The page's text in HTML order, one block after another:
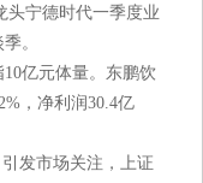
头宁德时代一季度业
。
亿元体量。东鹏饮
，净利润30.4亿
发市场关注，上证